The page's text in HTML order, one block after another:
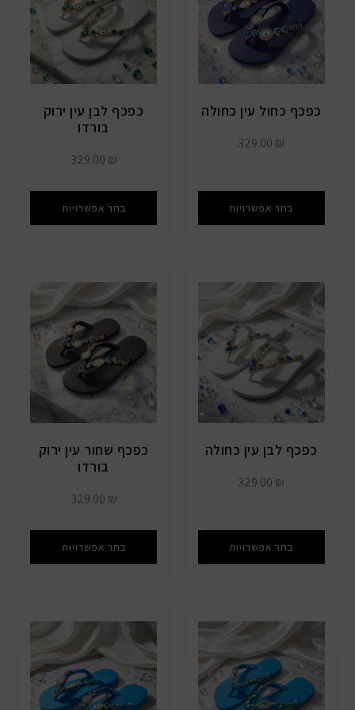
כפכף כחול עין כחולה
329.00 ₪
בחר אפשרויות
כפכף לבן עין ירוק
בורדו
329.00 ₪
בחר אפשרויות
כפכף לבן עין כחולה
329.00 ₪
בחר אפשרויות
כפכף שחור עין ירוק
בורדו
329.00 ₪
בחר אפשרויות